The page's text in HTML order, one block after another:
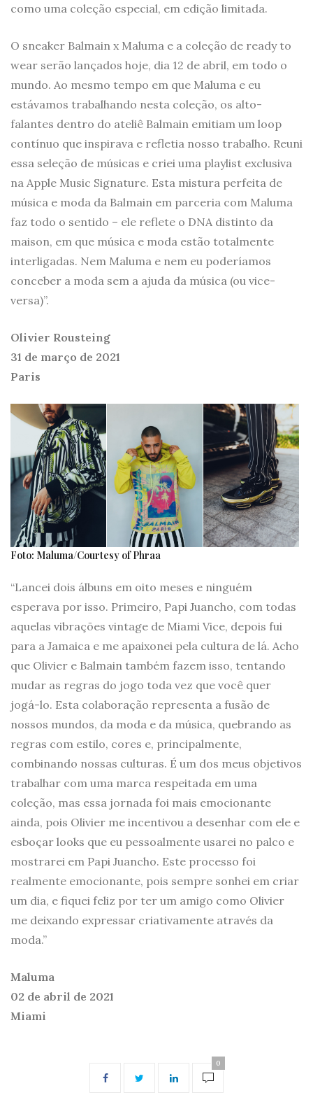
como uma coleção especial, em edição limitada.
O sneaker Balmain x Maluma e a coleção de ready to
wear serão lançados hoje, dia 12 de abril, em todo o
mundo. Ao mesmo tempo em que Maluma e eu
estávamos trabalhando nesta coleção, os alto-
falantes dentro do ateliê Balmain emitiam um loop
contínuo que inspirava e refletia nosso trabalho. Reuni
essa seleção de músicas e criei uma playlist exclusiva
na Apple Music Signature. Esta mistura perfeita de
música e moda da Balmain em parceria com Maluma
faz todo o sentido – ele reflete o DNA distinto da
maison, em que música e moda estão totalmente
interligadas. Nem Maluma e nem eu poderíamos
conceber a moda sem a ajuda da música (ou vice-
versa)”.
Olivier Rousteing
31 de março de 2021
Paris
Foto: Maluma/Courtesy of Phraa
“Lancei dois álbuns em oito meses e ninguém
esperava por isso. Primeiro, Papi Juancho, com todas
aquelas vibrações vintage de Miami Vice, depois fui
para a Jamaica e me apaixonei pela cultura de lá. Acho
que Olivier e Balmain também fazem isso, tentando
mudar as regras do jogo toda vez que você quer
jogá-lo. Esta colaboração representa a fusão de
nossos mundos, da moda e da música, quebrando as
regras com estilo, cores e, principalmente,
combinando nossas culturas. É um dos meus objetivos
trabalhar com uma marca respeitada em uma
coleção, mas essa jornada foi mais emocionante
ainda, pois Olivier me incentivou a desenhar com ele e
esboçar looks que eu pessoalmente usarei no palco e
mostrarei em Papi Juancho. Este processo foi
realmente emocionante, pois sempre sonhei em criar
um dia, e fiquei feliz por ter um amigo como Olivier
me deixando expressar criativamente através da
moda.”
Maluma
02 de abril de 2021
Miami
0